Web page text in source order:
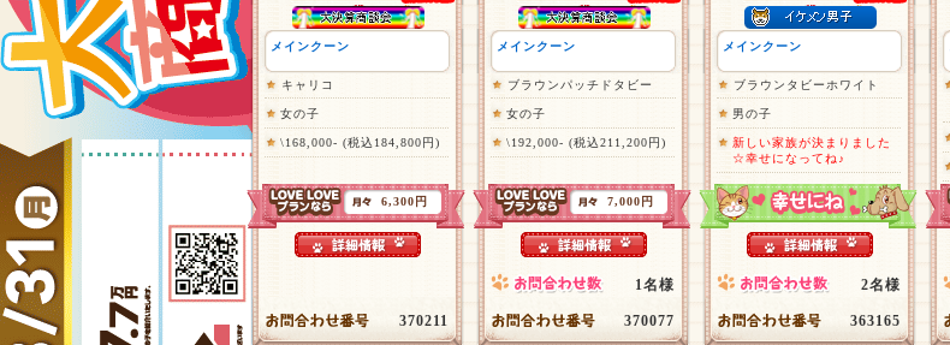
メインクーン
キャリコ
女の子
\168,000- (税込184,800円)
6,300円
370211
メインクーン
ブラウンパッチドタビー
女の子
\192,000- (税込211,200円)
7,000円
1名様
370077
メインクーン
ブラウンタビーホワイト
男の子
新しい家族が決まりました
☆幸せになってね♪
2名様
363165